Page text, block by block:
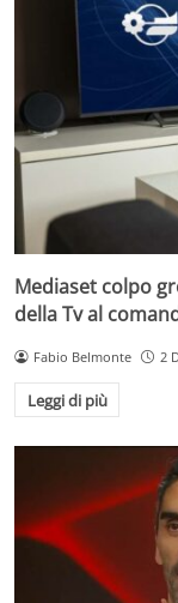
Mediaset colpo
della Tv al
Fabio Belmonte 2
Leggi di più